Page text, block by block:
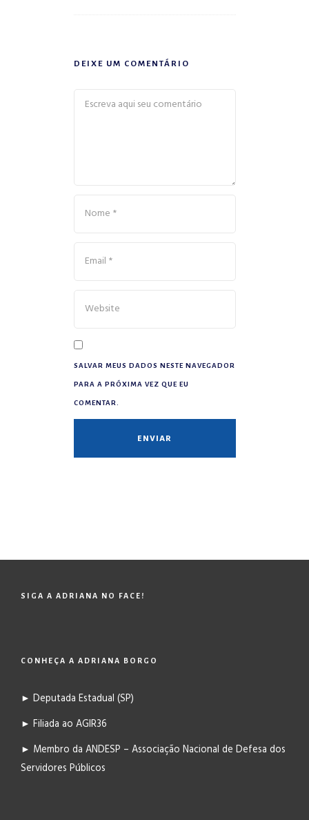
DEIXE UM COMENTÁRIO
SALVAR MEUS DADOS NESTE NAVEGADOR
PARA A PRÓXIMA VEZ QUE EU
COMENTAR.
SIGA A ADRIANA NO FACE!
CONHEÇA A ADRIANA BORGO
► Deputada Estadual (SP)
► Filiada ao AGIR36
► Membro da ANDESP – Associação Nacional de Defesa dos
Servidores Públicos